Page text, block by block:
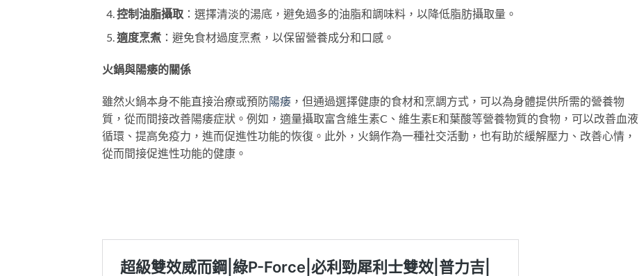
控制油脂攝取：選擇清淡的湯底，避免過多的油脂和調味料，以降低脂肪攝取量。
適度烹煮：避免食材過度烹煮，以保留營養成分和口感。
火鍋與陽痿的關係
雖然火鍋本身不能直接治療或預防陽痿 ，但通過選擇健康的食材和烹調方式，可以為身體提供所需的營養物
質，從而間接改善陽痿症狀。例如，適量攝取富含維生素C、維生素E和葉酸等營養物質的食物，可以改善血液
循環、提高免疫力，進而促進性功能的恢復。此外，火鍋作為一種社交活動，也有助於緩解壓力、改善心情，
從而間接促進性功能的健康。